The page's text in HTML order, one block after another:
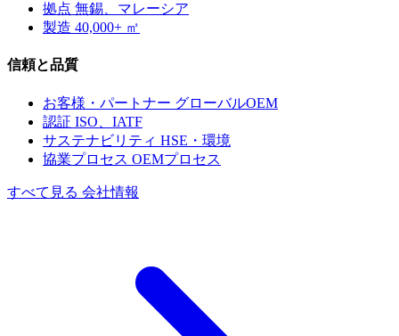
拠点 無錫、マレーシア
製造 40,000+ ㎡
信頼と品質
お客様・パートナー グローバルOEM
認証 ISO、IATF
サステナビリティ HSE・環境
協業プロセス OEMプロセス
すべて見る 会社情報